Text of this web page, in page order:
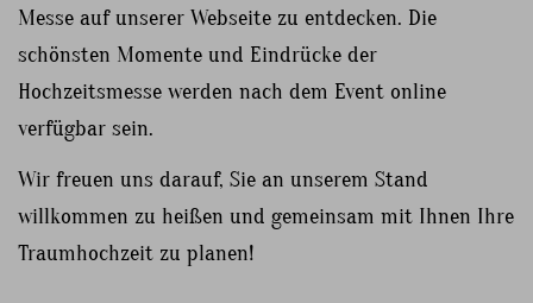
Messe auf unserer Webseite zu entdecken. Die
schönsten Momente und Eindrücke der
Hochzeitsmesse werden nach dem Event online
verfügbar sein.
Wir freuen uns darauf, Sie an unserem Stand
willkommen zu heißen und gemeinsam mit Ihnen Ihre
Traumhochzeit zu planen!